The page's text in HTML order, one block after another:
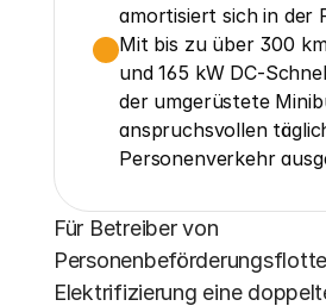
amortisiert sich in der
Mit bis zu über 300
und 165 kW DC-
der umgerüstete
anspruchsvollen
Personenverkehr
Für Betreiber von
Elektrifizierung eine